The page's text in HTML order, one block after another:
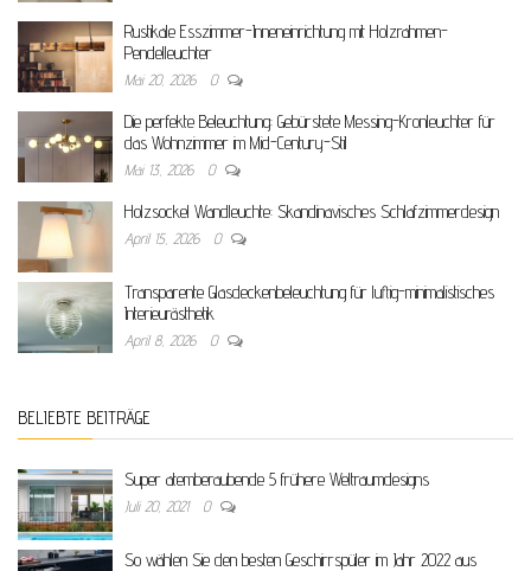
Rustikale Esszimmer-Inneneinrichtung mit Holzrahmen-
Pendelleuchter
Mai 20, 2026 0
Die perfekte Beleuchtung: Gebürstete Messing-Kronleuchter für
das Wohnzimmer im Mid-Century-Stil
Mai 13, 2026 0
Holzsockel Wandleuchte: Skandinavisches Schlafzimmerdesign
April 15, 2026 0
Transparente Glasdeckenbeleuchtung für luftig-minimalistisches
Interieurästhetik
April 8, 2026 0
BELIEBTE BEITRÄGE
Super atemberaubende 5 frühere Weltraumdesigns
Juli 20, 2021 0
So wählen Sie den besten Geschirrspüler im Jahr 2022 aus